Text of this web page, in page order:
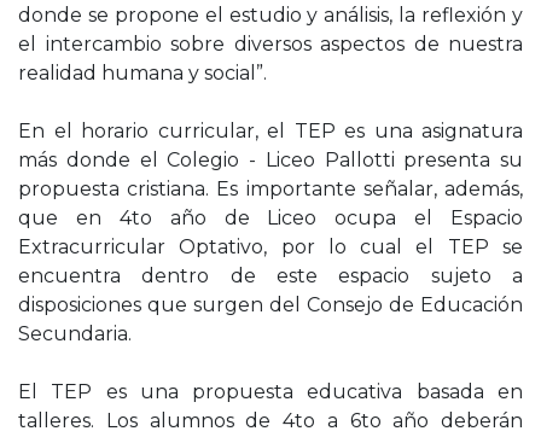
donde se propone el estudio y análisis, la reflexión y
el intercambio sobre diversos aspectos de nuestra
realidad humana y social”.
En el horario curricular, el TEP es una asignatura
más donde el Colegio - Liceo Pallotti presenta su
propuesta cristiana. Es importante señalar, además,
que en 4to año de Liceo ocupa el Espacio
Extracurricular Optativo, por lo cual el TEP se
encuentra dentro de este espacio sujeto a
disposiciones que surgen del Consejo de Educación
Secundaria.
El TEP es una propuesta educativa basada en
talleres. Los alumnos de 4to a 6to año deberán